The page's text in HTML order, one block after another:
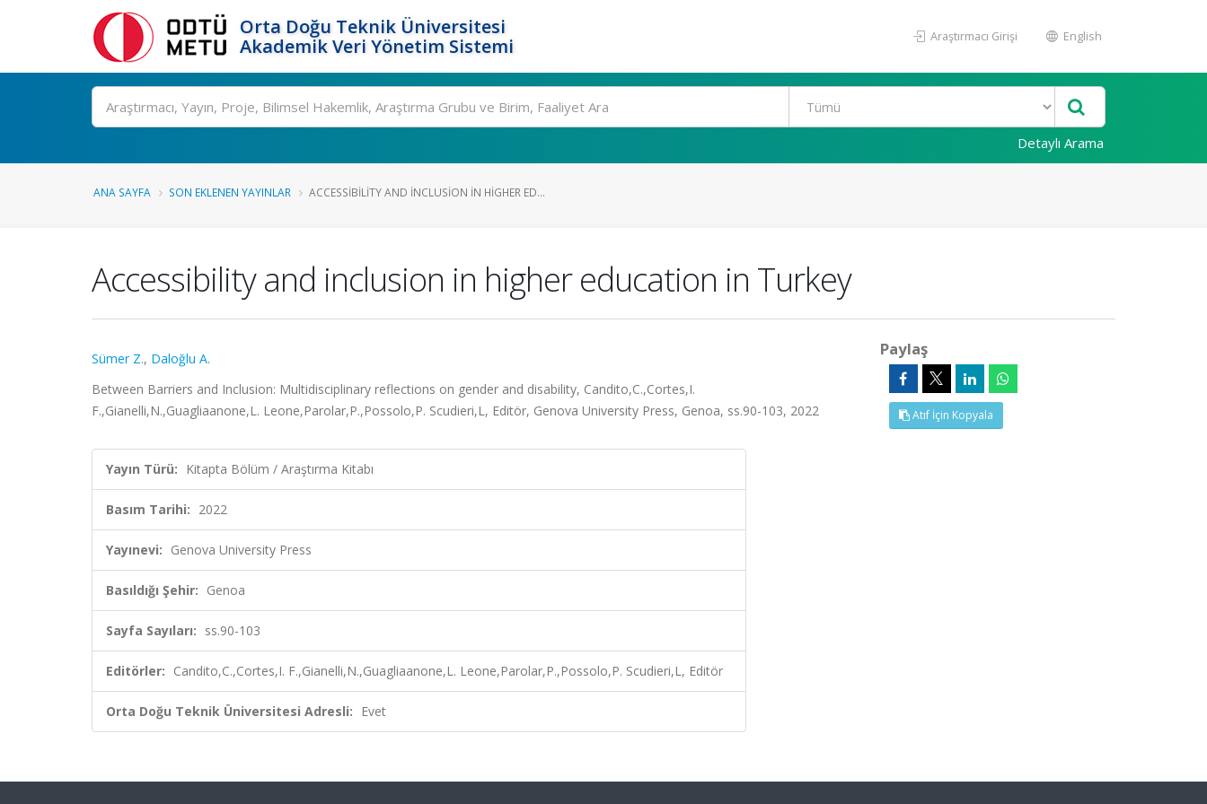
Orta Doğu Teknik Üniversitesi
Akademik Veri Yönetim Sistemi
Araştırmacı Girişi English
Ara
Detaylı Arama
ANA SAYFA SON EKLENEN YAYINLAR ACCESSIBILITY AND INCLUSION IN HIGHER ED...
Accessibility and inclusion in higher education in Turkey
Sümer Z., Daloğlu A.
Between Barriers and Inclusion: Multidisciplinary reflections on gender and disability, Candito,C.,Cortes,I.
F.,Gianelli,N.,Guagliaanone,L. Leone,Parolar,P.,Possolo,P. Scudieri,L, Editör, Genova University Press, Genoa, ss.90-103, 2022
Yayın Türü: Kitapta Bölüm / Araştırma Kitabı
Basım Tarihi: 2022
Yayınevi: Genova University Press
Basıldığı Şehir: Genoa
Sayfa Sayıları: ss.90-103
Editörler: Candito,C.,Cortes,I. F.,Gianelli,N.,Guagliaanone,L. Leone,Parolar,P.,Possolo,P. Scudieri,L, Editör
Orta Doğu Teknik Üniversitesi Adresli: Evet
Paylaş
Atıf İçin Kopyala